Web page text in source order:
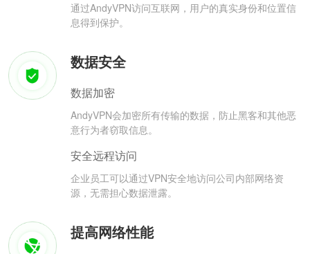
通过AndyVPN访问互联网，用户的真实身份和位置信
息得到保护。
数据安全
数据加密
AndyVPN会加密所有传输的数据，防止黑客和其他恶
意行为者窃取信息。
安全远程访问
企业员工可以通过VPN安全地访问公司内部网络资
源，无需担心数据泄露。
提高网络性能